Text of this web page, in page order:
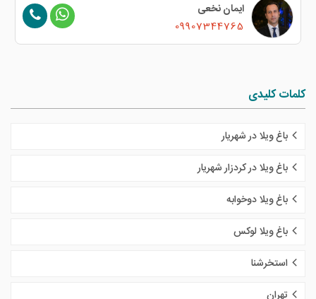
ایمان نخعی
09907344765
کلمات کلیدی
باغ ویلا در شهریار
باغ ویلا در کردزار شهریار
باغ ویلا دوخوابه
باغ ویلا لوکس
استخرشنا
تهران